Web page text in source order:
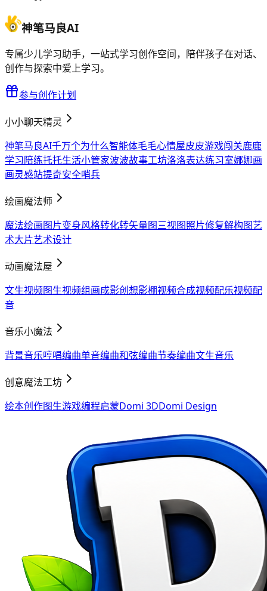
神笔马良AI
专属少儿学习助手，一站式学习创作空间，陪伴孩子在对话、
创作与探索中爱上学习。
参与创作计划
小小聊天精灵
神笔马良AI千万个为什么智能体毛毛心情屋皮皮游戏闯关鹿鹿
学习陪练托托生活小管家波波故事工坊洛洛表达练习室娜娜画
画灵感站提奇安全哨兵
绘画魔法师
魔法绘画图片变身风格转化转矢量图三视图照片修复解构图艺
术大片艺术设计
动画魔法屋
文生视频图生视频组画成影创想影棚视频合成视频配乐视频配
音
音乐小魔法
背景音乐哼唱编曲单音编曲和弦编曲节奏编曲文生音乐
创意魔法工坊
绘本创作图生游戏编程启蒙Domi 3DDomi Design